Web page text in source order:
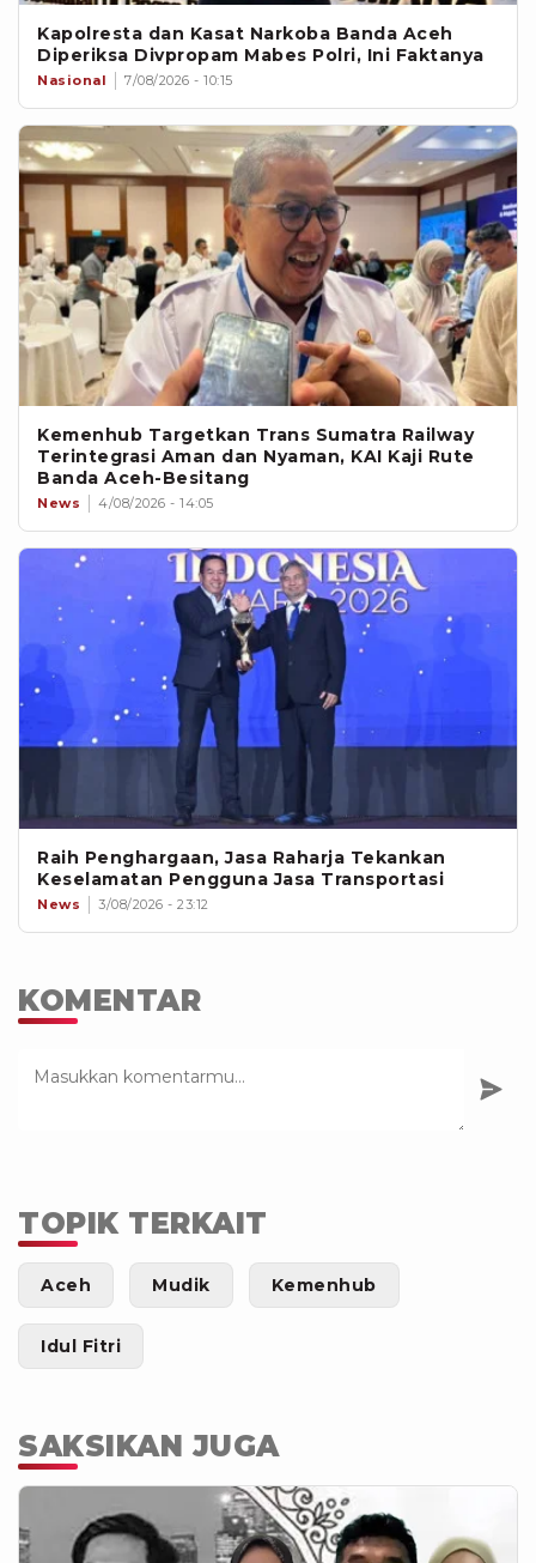
Kapolresta dan Kasat Narkoba Banda Aceh
Diperiksa Divpropam Mabes Polri, Ini Faktanya
Nasional 7/08/2026 - 10:15
Kemenhub Targetkan Trans Sumatra Railway
Terintegrasi Aman dan Nyaman, KAI Kaji Rute
Banda Aceh-Besitang
News 4/08/2026 - 14:05
Raih Penghargaan, Jasa Raharja Tekankan
Keselamatan Pengguna Jasa Transportasi
News 3/08/2026 - 23:12
KOMENTAR
TOPIK TERKAIT
Aceh Mudik Kemenhub
Idul Fitri
SAKSIKAN JUGA